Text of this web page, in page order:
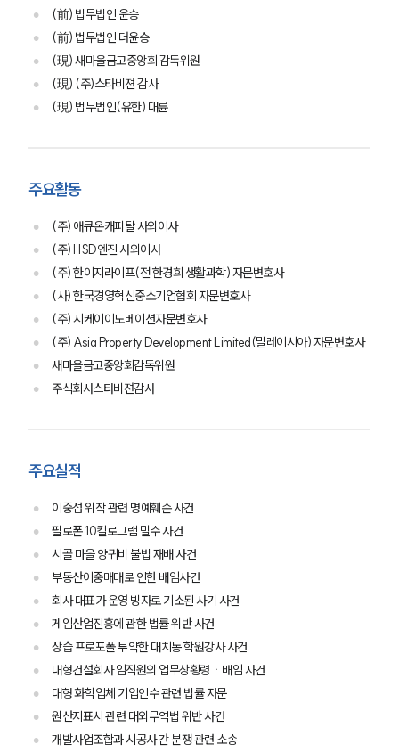
그룹소개
그룹소개
대륜의 강점
오시는 길
글로벌 파트너 로펌
고객의 소리
통합검색
AI대륜
(前) 법무법인 윤승
(前) 법무법인 더윤승
(現) 새마을금고중앙회 감독위원
(現) (주)스타비젼 감사
(現) 법무법인(유한) 대륜
주요활동
(주) 애큐온캐피탈 사외이사
(주) HSD엔진 사외이사
(주) 한이지라이프(전 한경희 생활과학) 자문변호사
(사) 한국경영혁신중소기업협회 자문변호사
(주) 지케이이노베이션자문변호사
(주) Asia Property Development Limited(말레이시아) 자문변호사
새마을금고중앙회감독위원
주식회사스타비젼감사
주요실적
이중섭 위작 관련 명예훼손 사건
필로폰 10킬로그램 밀수 사건
시골 마을 양귀비 불법 재배 사건
부동산이중매매로 인한 배임사건
회사 대표가 운영 빙자로 기소된 사기 사건
게임산업진흥에 관한 법률 위반 사건
상습 프로포폴 투약한 대치동 학원강사 사건
대형건설회사 임직원의 업무상횡령ㆍ배임 사건
대형 화학업체 기업인수 관련 법률 자문
원산지표시 관련 대외무역법 위반 사건
개발사업조합과 시공사 간 분쟁 관련 소송